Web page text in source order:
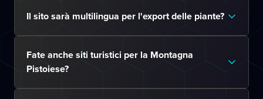
Il sito sarà multilingua per l'export delle piante?
Fate anche siti turistici per la Montagna
Pistoiese?